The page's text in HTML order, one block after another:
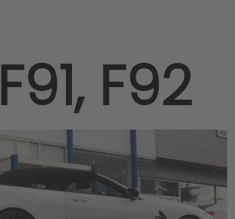
F91, F92